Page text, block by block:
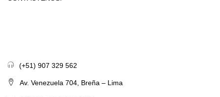
(+51) 907 329 562
Av. Venezuela 704, Breña – Lima